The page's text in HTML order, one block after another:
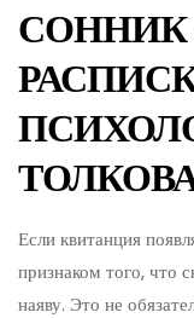
СОННИК
Если квитанция
признаком того, что
наяву. Это не